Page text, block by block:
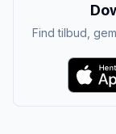
Find tilbud,